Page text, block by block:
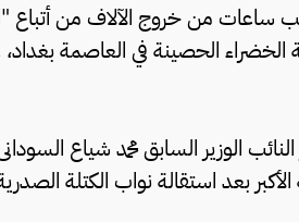
من خروج الآلاف من أتباع
الخضراء الحصينة في العاصمة
الوزير السابق محمد شياع
الأكبر بعد استقالة نواب الكتلة